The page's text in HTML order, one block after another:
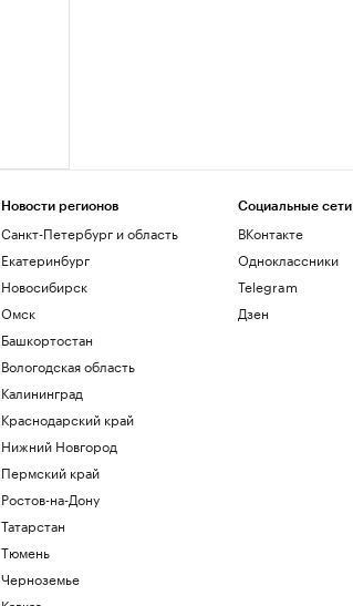
Новости регионов
Санкт-Петербург и область
Екатеринбург
Новосибирск
Омск
Башкортостан
Вологодская область
Калининград
Краснодарский край
Нижний Новгород
Пермский край
Ростов-на-Дону
Татарстан
Тюмень
Черноземье
Социальные сети
ВКонтакте
Одноклассники
Telegram
Дзен